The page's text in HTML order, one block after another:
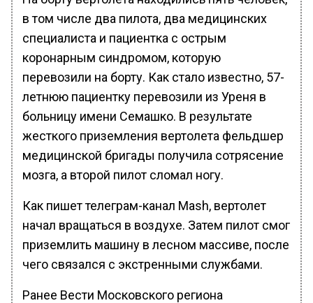
в том числе два пилота, два медицинских
специалиста и пациентка с острым
коронарным синдромом, которую
перевозили на борту. Как стало известно, 57-
летнюю пациентку перевозили из Уреня в
больницу имени Семашко. В результате
жесткого приземления вертолета фельдшер
медицинской бригады получила сотрясение
мозга, а второй пилот сломал ногу.
Как пишет телеграм-канал Mash, вертолет
начал вращаться в воздухе. Затем пилот смог
приземлить машину в лесном массиве, после
чего связался с экстренными службами.
Ранее Вести Московского региона